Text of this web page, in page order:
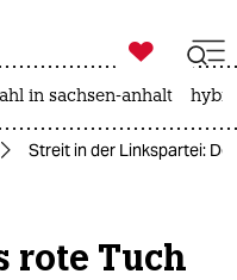

taz zahl ich
in sachsen-anhalt
Streit in der Linkspartei:
rote Tuch